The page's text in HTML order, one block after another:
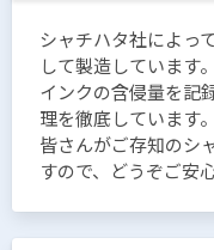
シャチハタ社によっ
して製造しています
インクの含侵量を記
理を徹底しています。
皆さんがご存知のシ
すので、どうぞご安